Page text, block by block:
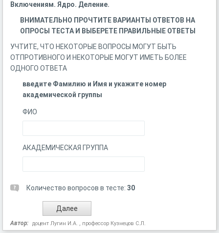
Включениям. Ядро. Деление.
ВНИМАТЕЛЬНО ПРОЧТИТЕ ВАРИАНТЫ ОТВЕТОВ НА
ОПРОСЫ ТЕСТА И ВЫБЕРЕТЕ ПРАВИЛЬНЫЕ ОТВЕТЫ
УЧТИТЕ, ЧТО НЕКОТОРЫЕ ВОПРОСЫ МОГУТ БЫТЬ
ОТПРОТИВНОГО И НЕКОТОРЫЕ МОГУТ ИМЕТЬ БОЛЕЕ
ОДНОГО ОТВЕТА
введите Фамилию и Имя и укажите номер
академической группы
ФИО
АКАДЕМИЧЕСКАЯ ГРУППА
Количество вопросов в тесте: 30
Автор: доцент Лугин И.А. , профессор Кузнецов С.Л.